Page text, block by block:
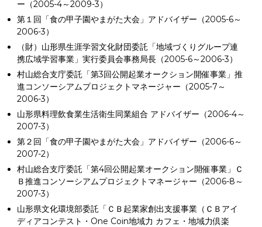
ー（2005-4～2009-3）
第１回「食の甲子園やまがた大会」アドバイザー（2005-6～
2006-3）
（財）山形県生涯学習文化財団委託「地域づくりグループ連
携広域学習事業」実行委員会事務局長（2005-6～2006-3）
村山総合支庁委託「第3回公開起業オークション開催事業」推
進コンソーシアムプロジェクトマネージャー（2005-7～
2006-3）
山形県料理飲食業生活衛生同業組合 アドバイザー（2006-4～
2007-3）
第２回「食の甲子園やまがた大会」アドバイザー（2006-6～
2007-2）
村山総合支庁委託「第4回公開起業オークション開催事業」Ｃ
Ｂ推進コンソーシアムプロジェクトマネージャー（2006-8～
2007-3）
山形県文化環境部委託「ＣＢ起業家創出支援事業（ＣＢアイ
ディアコンテスト・One Coin地域力 カフェ・地域力倶楽